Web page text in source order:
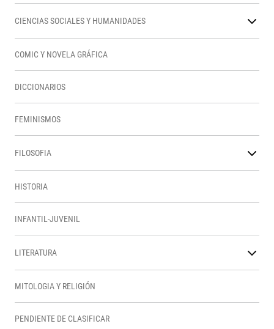
CIENCIAS SOCIALES Y HUMANIDADES
COMIC Y NOVELA GRÁFICA
DICCIONARIOS
FEMINISMOS
FILOSOFIA
HISTORIA
INFANTIL-JUVENIL
LITERATURA
MITOLOGIA Y RELIGIÓN
PENDIENTE DE CLASIFICAR